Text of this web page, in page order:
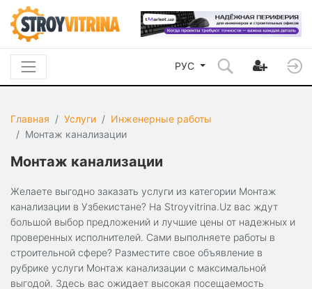
РУС
Главная Услуги
Инженерные работы
Монтаж канализации
Монтаж канализации
Желаете выгодно заказать услуги из категории Монтаж
канализации в Узбекистане? На Stroyvitrina.Uz вас ждут
большой выбор предложений и лучшие цены от надежных и
проверенных исполнителей. Сами выполняете работы в
строительной сфере? Разместите свое объявление в
рубрике услуги Монтаж канализации с максимальной
выгодой. Здесь вас ожидает высокая посещаемость